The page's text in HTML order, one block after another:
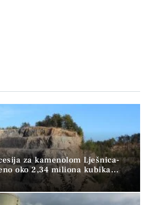
za kamenolom Lješnica-
oko 2,34 miliona kubika